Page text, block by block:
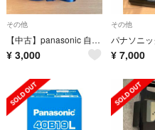
その他
【中古】panasonic 自転車 バッテリー充電器 NKJ069Z1
¥ 3,000
その他
¥ 7,000